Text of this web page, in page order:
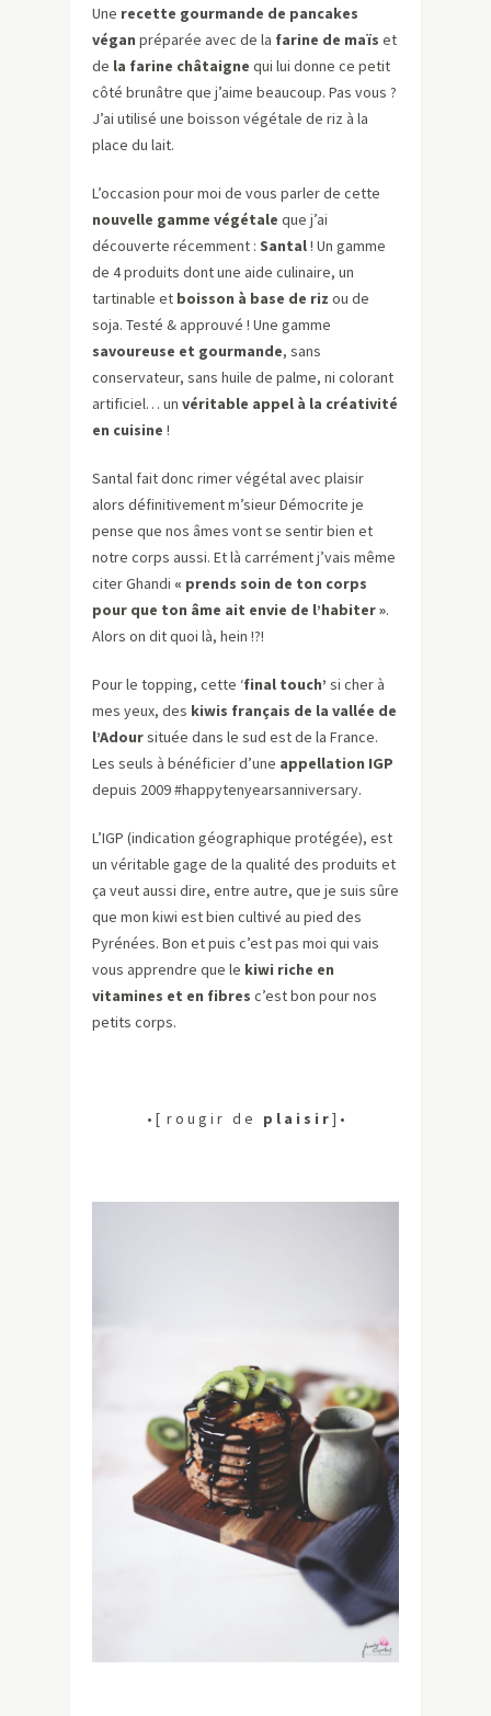
Une recette gourmande de pancakes
végan préparée avec de la farine de maïs et
de la farine châtaigne qui lui donne ce petit
côté brunâtre que j’aime beaucoup. Pas vous ?
J’ai utilisé une boisson végétale de riz à la
place du lait.
L’occasion pour moi de vous parler de cette
nouvelle gamme végétale que j’ai
découverte récemment : Santal! Un gamme
de 4 produits dont une aide culinaire, un
tartinable et boisson à base de riz ou de
soja. Testé & approuvé ! Une gamme
savoureuse et gourmande, sans
conservateur, sans huile de palme, ni colorant
artificiel… un véritable appel à la créativité
en cuisine !
Santal fait donc rimer végétal avec plaisir
alors définitivement m’sieur Démocrite je
pense que nos âmes vont se sentir bien et
notre corps aussi. Et là carrément j’vais même
citer Ghandi « prends soin de ton corps
pour que ton âme ait envie de l’habiter ».
Alors on dit quoi là, hein !?!
Pour le topping, cette ‘final touch’ si cher à
mes yeux, des kiwis français de la vallée de
l’Adoursituée dans le sud est de la France.
Les seuls à bénéficier d’une appellation IGP
depuis 2009 #happytenyearsanniversary.
L’IGP (indication géographique protégée), est
un véritable gage de la qualité des produits et
ça veut aussi dire, entre autre, que je suis sûre
que mon kiwi est bien cultivé au pied des
Pyrénées. Bon et puis c’est pas moi qui vais
vous apprendre que le kiwi riche en
vitamines et en fibres c’est bon pour nos
petits corps.
• [ r o u g i r d e p l a i s i r] •